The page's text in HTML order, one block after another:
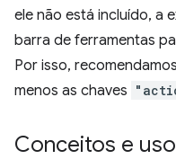
ele não está incluído, a
barra de ferramentas
Por isso,
menos as chaves
Conceitos e uso